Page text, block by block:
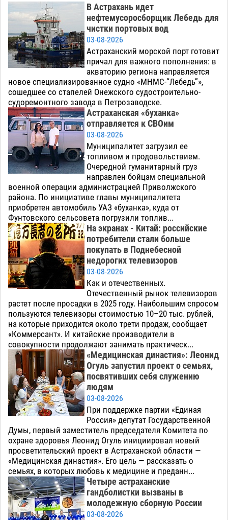
В Астрахань идет
нефтемусоросборщик Лебедь для
чистки портовых вод
03-08-2026
Астраханский морской порт готовит
причал для важного пополнения: в
акваторию региона направляется
новое специализированное судно «МНМС-“Лебедь”»,
сошедшее со стапелей Онежского судостроительно-
судоремонтного завода в Петрозаводске.
Астраханская «буханка»
отправляется к СВОим
03-08-2026
Муниципалитет загрузил ее
топливом и продовольствием.
Очередной гуманитарный груз
направлен бойцам специальной
военной операции администрацией Приволжского
района. По инициативе главы муниципалитета
приобретен автомобиль УАЗ «буханка», куда от
Фунтовского сельсовета погрузили топлив...
На экранах - Китай: российские
потребители стали больше
покупать в Поднебесной
недорогих телевизоров
03-08-2026
Как и отечественных.
Отечественный рынок телевизоров
растет после просадки в 2025 году. Наибольшим спросом
пользуются телевизоры стоимостью 10–20 тыс. рублей,
на которые приходится около трети продаж, сообщает
«Коммерсант». И китайские производители в
совокупности продолжают занимать практическ...
«Медицинская династия»: Леонид
Огуль запустил проект о семьях,
посвятивших себя служению
людям
03-08-2026
При поддержке партии «Единая
Россия» депутат Государственной
Думы, первый заместитель председателя Комитета по
охране здоровья Леонид Огуль инициировал новый
просветительский проект в Астраханской области —
«Медицинская династия». Его цель — рассказать о
семьях, в которых любовь к медицине и преданн...
Четыре астраханские
гандболистки вызваны в
молодежную сборную России
03-08-2026